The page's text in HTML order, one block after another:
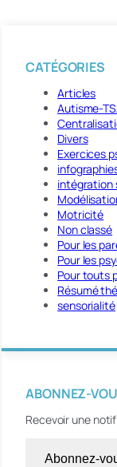
CATÉGORIES
Articles
Autisme-
Divers
Exercices
intégration
Motricité
Non classé
Pour les
Pour les
Pour touts
Résumé
sensorialité
ABONNEZ-
Recevoir une
Abonnez-